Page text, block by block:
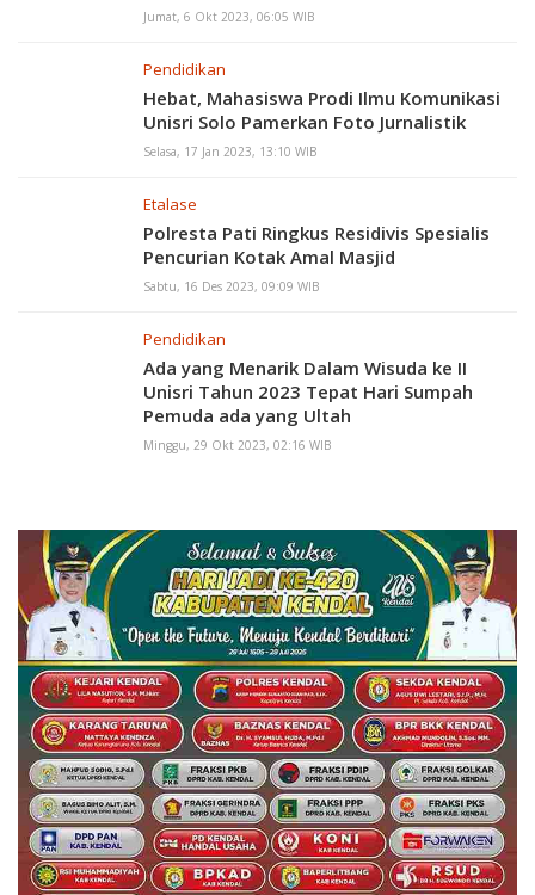
Jumat, 6 Okt 2023, 06:05 WIB
Pendidikan
Hebat, Mahasiswa Prodi Ilmu Komunikasi
Unisri Solo Pamerkan Foto Jurnalistik
Selasa, 17 Jan 2023, 13:10 WIB
Etalase
Polresta Pati Ringkus Residivis Spesialis
Pencurian Kotak Amal Masjid
Sabtu, 16 Des 2023, 09:09 WIB
Pendidikan
Ada yang Menarik Dalam Wisuda ke II
Unisri Tahun 2023 Tepat Hari Sumpah
Pemuda ada yang Ultah
Minggu, 29 Okt 2023, 02:16 WIB